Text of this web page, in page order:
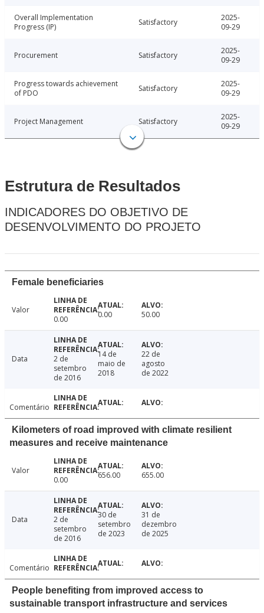
Overall Implementation
Progress (IP)
Satisfactory
2025-
09-29
Procurement Satisfactory
2025-
09-29
Progress towards achievement
of PDO
Satisfactory
2025-
09-29
Project Management Satisfactory
2025-
09-29
Estrutura de Resultados
INDICADORES DO OBJETIVO DE
DESENVOLVIMENTO DO PROJETO
Female beneficiaries
Valor
0.00
0.00 50.00
Data
2 de
setembro
de 2016
14 de
maio de
2018
22 de
agosto
de 2022
Comentário
Kilometers of road improved with climate resilient
measures and receive maintenance
Valor
0.00
656.00 655.00
Data
2 de
setembro
de 2016
30 de
setembro
de 2023
31 de
dezembro
de 2025
Comentário
People benefiting from improved access to
sustainable transport infrastructure and services